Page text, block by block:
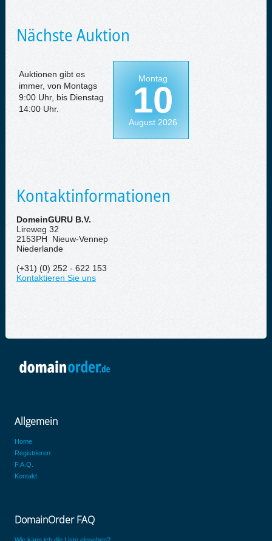
Nächste Auktion
Auktionen gibt es
immer, von Montags
9:00 Uhr, bis Dienstag
14:00 Uhr.
Montag
10
August 2026
Kontaktinformationen
DomeinGURU B.V.
Lireweg 32
2153PH Nieuw-Vennep
Niederlande
(+31) (0) 252 - 622 153
Kontaktieren Sie uns
Allgemein
Home
Registrieren
F.A.Q.
Kontakt
DomainOrder FAQ